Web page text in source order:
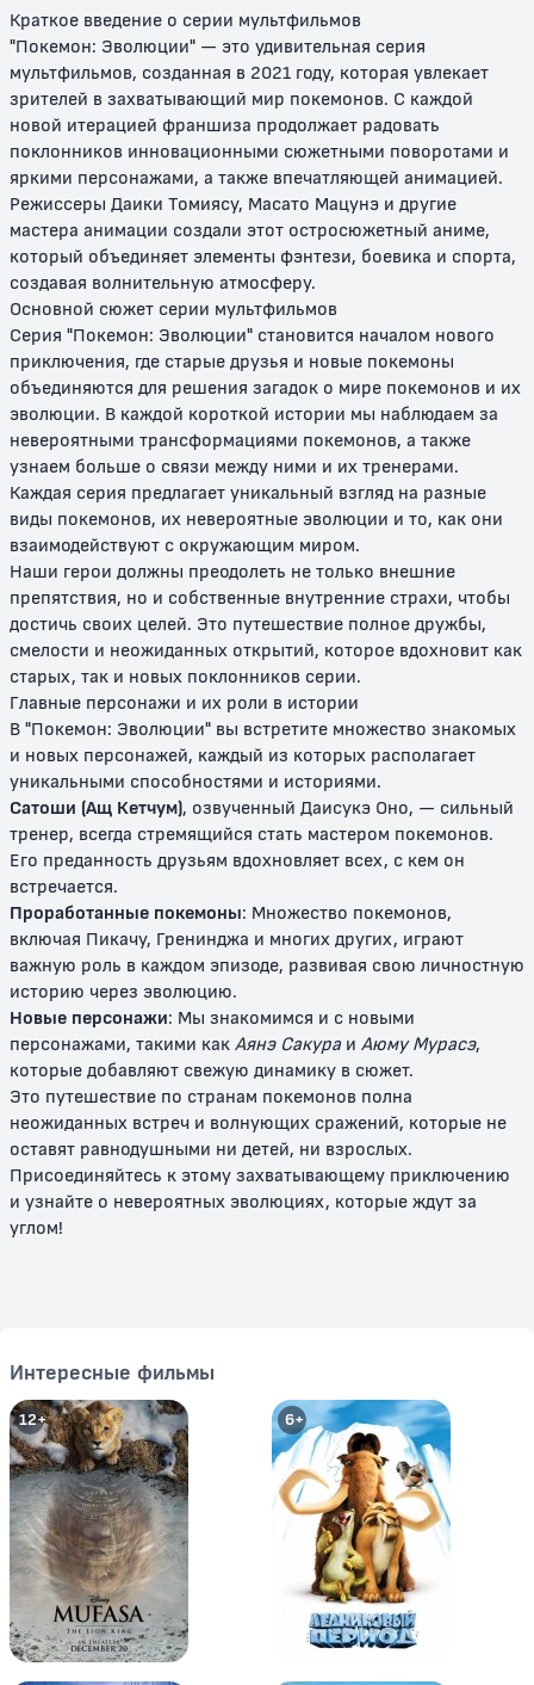
Покемон: Чары Аноунов /
Покемон: Заклятие Аноунов
Покемон: Мьюту возвращается
12+
Покемон навсегда: Селеби -
Голос леса
6+
Латиос / Покемон: Хранители
водной столицы - Ратиасу и
12+
Покемон: Джирачи –
исполнитель желаний
12+
12+
Покемон: Лучарио и тайна Мью
12+
Покемон: Гиратина и Небесный
воин
Покемон: Аркеус и
Драгоценный камень жизни
12+ 12+
Краткое введение о серии мультфильмов
"Покемон: Эволюции" — это удивительная серия
мультфильмов, созданная в 2021 году, которая увлекает
зрителей в захватывающий мир покемонов. С каждой
новой итерацией франшиза продолжает радовать
поклонников инновационными сюжетными поворотами и
яркими персонажами, а также впечатляющей анимацией.
Режиссеры Даики Томиясу, Масато Мацунэ и другие
мастера анимации создали этот остросюжетный аниме,
который объединяет элементы фэнтези, боевика и спорта,
создавая волнительную атмосферу.
Основной сюжет серии мультфильмов
Серия "Покемон: Эволюции" становится началом нового
приключения, где старые друзья и новые покемоны
объединяются для решения загадок о мире покемонов и их
эволюции. В каждой короткой истории мы наблюдаем за
невероятными трансформациями покемонов, а также
узнаем больше о связи между ними и их тренерами.
Каждая серия предлагает уникальный взгляд на разные
виды покемонов, их невероятные эволюции и то, как они
взаимодействуют с окружающим миром.
Наши герои должны преодолеть не только внешние
препятствия, но и собственные внутренние страхи, чтобы
достичь своих целей. Это путешествие полное дружбы,
смелости и неожиданных открытий, которое вдохновит как
старых, так и новых поклонников серии.
Главные персонажи и их роли в истории
В "Покемон: Эволюции" вы встретите множество знакомых
и новых персонажей, каждый из которых располагает
уникальными способностями и историями.
Сатоши (Ащ Кетчум), озвученный Даисукэ Оно, — сильный
тренер, всегда стремящийся стать мастером покемонов.
Его преданность друзьям вдохновляет всех, с кем он
встречается.
Проработанные покемоны: Множество покемонов,
включая Пикачу, Гренинджа и многих других, играют
важную роль в каждом эпизоде, развивая свою личностную
историю через эволюцию.
Новые персонажи: Мы знакомимся и с новыми
персонажами, такими как Аянэ Сакура и Аюму Мурасэ,
которые добавляют свежую динамику в сюжет.
Это путешествие по странам покемонов полна
неожиданных встреч и волнующих сражений, которые не
оставят равнодушными ни детей, ни взрослых.
Присоединяйтесь к этому захватывающему приключению
и узнайте о невероятных эволюциях, которые ждут за
углом!
Интересные фильмы
12+ 6+